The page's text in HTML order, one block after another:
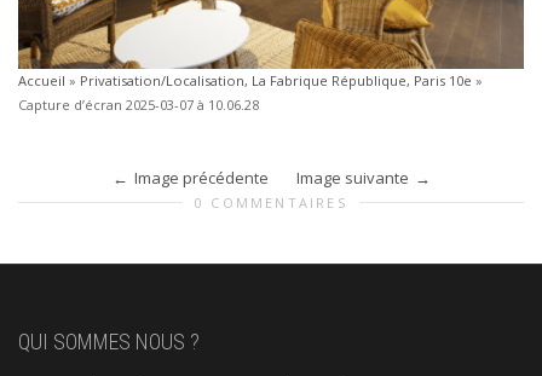
Accueil » Privatisation/Localisation, La Fabrique République, Paris 10e »
Capture d’écran 2025-03-07 à 10.06.28
Image précédente Image suivante
0 COMMENTAIRES
QUI SOMMES NOUS ?